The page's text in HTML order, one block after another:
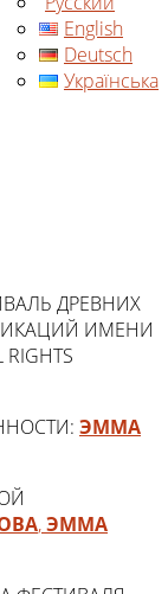
English
Deutsch
Українська
ДРЕВНИХ
ИМЕНИ
RIGHTS
ЭММА
,ЭММА